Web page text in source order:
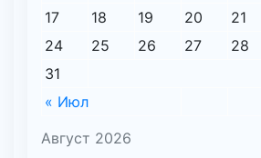
Август 2026
« Июл
17
18 19 20 21
24
25 26 27 28
31